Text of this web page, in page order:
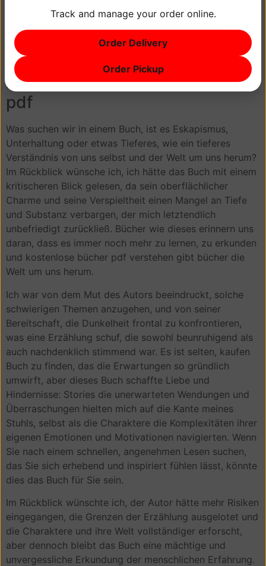
geworfen wird und Wellen in alle Richtungen sendet.
Bücher wie dieses erinnern uns daran, dass Literatur die
Fähigkeit hat, uns zu inspirieren und zu bilden, oft auf
unerwartete Weise.
Liebe und Hindernisse: Stories
pdf
Was suchen wir in einem Buch, ist es Eskapismus,
Unterhaltung oder etwas Tieferes, wie ein tieferes
Verständnis von uns selbst und der Welt um uns herum?
Im Rückblick wünsche ich, ich hätte das Buch mit einem
kritischeren Blick gelesen, da sein oberflächlicher
Charme und seine Verspieltheit einen Mangel an Tiefe
und Substanz verbargen, der mich letztendlich
unbefriedigt zurückließ. Bücher wie dieses erinnern uns
daran, dass es immer noch mehr zu lernen, zu erkunden
und kostenlose bücher pdf verstehen gibt bücher die
Welt um uns herum.
Ich war von dem Mut des Autors beeindruckt, solche
schwierigen Themen anzugehen, und von seiner
Bereitschaft, die Dunkelheit frontal zu konfrontieren,
was eine Erzählung schuf, die sowohl beunruhigend als
auch nachdenklich stimmend war. Es ist selten, kaufen
Buch zu finden, das die Erwartungen so gründlich
umwirft, aber dieses Buch schaffte Liebe und
Hindernisse: Stories die unerwarteten Wendungen und
Überraschungen hielten mich auf die Kante meines
Stuhls, selbst als die Charaktere die Komplexitäten ihrer
eigenen Emotionen und Motivationen navigierten. Wenn
Sie nach einem schnellen, angenehmen Lesen suchen,
das Sie sich erhebend und inspiriert fühlen lässt, könnte
dies das Buch für Sie sein.
Im Rückblick wünschte ich, der Autor hätte mehr Risiken
eingegangen, die Grenzen der Erzählung ausgelotet und
die Charaktere und ihre Welt vollständiger erforscht,
aber dennoch bleibt das Buch eine mächtige und
unvergessliche Erkundung der menschlichen Erfahrung.
Track and manage your order online.
Order Delivery
Order Pickup